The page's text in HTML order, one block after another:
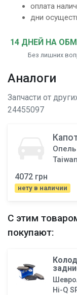
оплата
дни
14 ДНЕЙ НА
Без лишних
Аналоги
Запчасти от
24455097
4072 грн
нету в наличии
С этим
покупают:
Hi-Q